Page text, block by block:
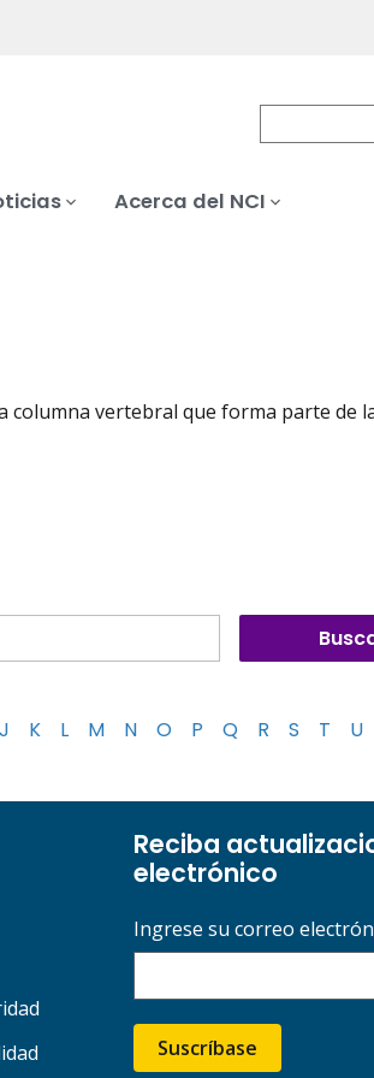
Acerca del NCI
vertebral que forma parte de
J K L M N O P Q R S T U
Reciba
electrónico
Ingrese su correo
Suscríbase